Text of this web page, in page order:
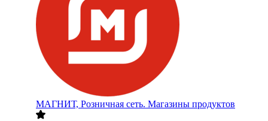
МАГНИТ, Розничная сеть. Магазины продуктов